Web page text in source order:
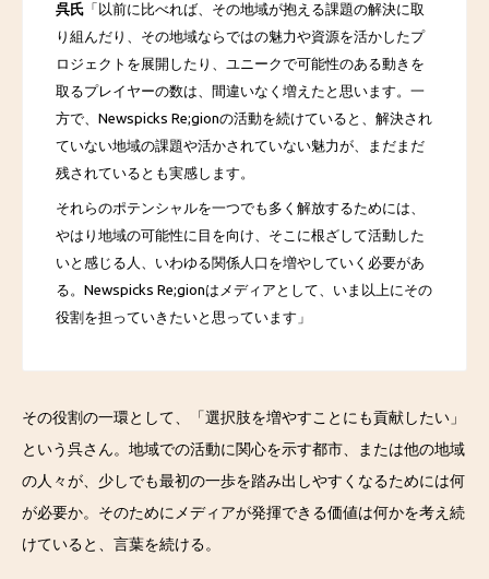
呉氏 「以前に比べれば、その地域が抱える課題の解決に取
り組んだり、その地域ならではの魅力や資源を活かしたプ
ロジェクトを展開したり、ユニークで可能性のある動きを
取るプレイヤーの数は、間違いなく増えたと思います。 一
方で、Newspicks Re;gionの活動を続けていると、解決され
ていない地域の課題や活かされていない魅力が、まだまだ
残されているとも実感します。
それらのポテンシャルを一つでも多く解放するためには、
やはり地域の可能性に目を向け、そこに根ざして活動した
いと感じる人、いわゆる関係人口を増やしていく必要があ
る。Newspicks Re;gionはメディアとして、いま以上にその
役割を担っていきたいと思っています」
その役割の一環として、「選択肢を増やすことにも貢献したい」
という呉さん。地域での活動に関心を示す都市、または他の地域
の人々が、少しでも最初の一歩を踏み出しやすくなるためには何
が必要か。そのためにメディアが発揮できる価値は何かを考え続
けていると、言葉を続ける。